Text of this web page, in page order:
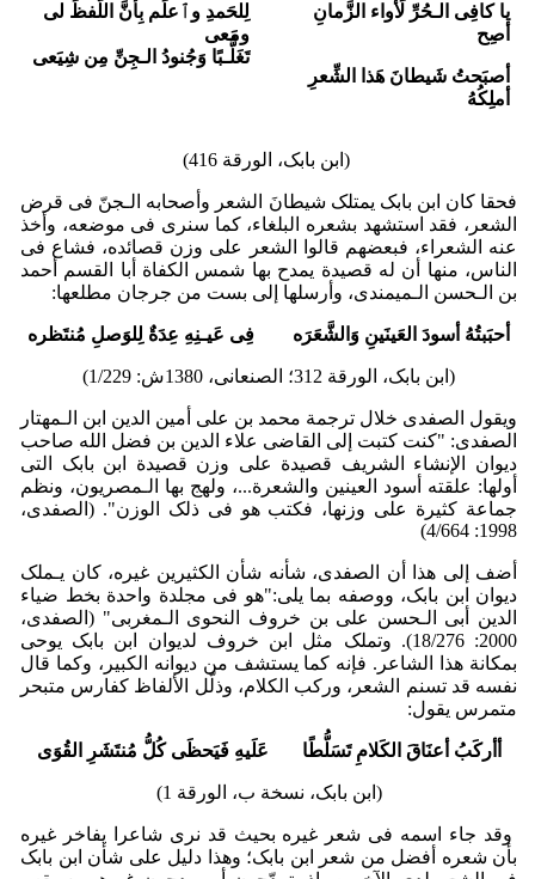
یا کافِی الـحُرِّ لَأواء الزَّمانِ
أصِح
أصبَحتُ شَیطانَ هَذا الشِّعرِ
أملِکُهُ
لِلحَمدِ وﭐعلَم بِأنَّ اللَّفظَ لی
ومَعی
تَغَلُّـبًا وَجُنودُ الـجِنِّ مِن شِیَعی
(ابن بابک، الورقة 416)
فحقا کان ابن بابک یمتلک شیطانَ الشعر وأصحابه الـجنّ فی قرض
الشعر، فقد استشهد بشعره البلغاء، کما سنرى فی موضعه، وأخذ
عنه الشعراء، فبعضهم قالوا الشعر على وزن قصائده، فشاع فی
الناس، منها أن له قصیدة یمدح بها شمس الکفاة أبا القسم أحمد
بن الـحسن الـمیمندی، وأرسلها إلى بست من جرجان مطلعها:
أحبَبتُهُ أسودَ العَینَینِ وَالشَّعَرَه فِی عَیـنِهِ عِدَةٌ لِلوَصلِ مُنتَظره
(ابن بابک، الورقة 312؛ الصنعانی، 1380ش: 1/229)
ویقول الصفدی خلال ترجمة محمد بن علی أمین الدین ابن الـمهتار
الصفدی: "کنت کتبت إلى القاضی علاء الدین بن فضل الله صاحب
دیوان الإنشاء الشریف قصیدة على وزن قصیدة ابن بابک التی
أولها: علقته أسود العینین والشعرة...، ولهج بها الـمصریون، ونظم
جماعة کثیرة على وزنها، فکتب هو فی ذلک الوزن". (الصفدی،
1998: 4/664)
أضف إلى هذا أن الصفدی، شأنه شأن الکثیرین غیره، کان یـملک
دیوان ابن بابک، ووصفه بما یلی:"هو فی مجلدة واحدة بخط ضیاء
الدین أبی الـحسن علی بن خروف النحوی الـمغربی" (الصفدی،
2000: 18/276). وتملک مثل ابن خروف لدیوان ابن بابک یوحی
بمکانة هذا الشاعر. فإنه کما یستشف من دیوانه الکبیر، وکما قال
نفسه قد تسنم الشعر، ورکب الکلام، وذلّل الألفاظ کفارس متبحر
متمرس یقول:
أأرکَبُ أعنَاقَ الکَلامِ تَسَلُّطًا عَلَیهِ فَیَحظَى کُلُّ مُنتَشَرِ القُوَى
(ابن بابک، نسخة ب، الورقة 1)
وقد جاء اسمه فی شعر غیره بحیث قد نرى شاعرا یفاخر غیره
بأن شعره أفضل من شعر ابن بابک؛ وهذا دلیل على شأن ابن بابک